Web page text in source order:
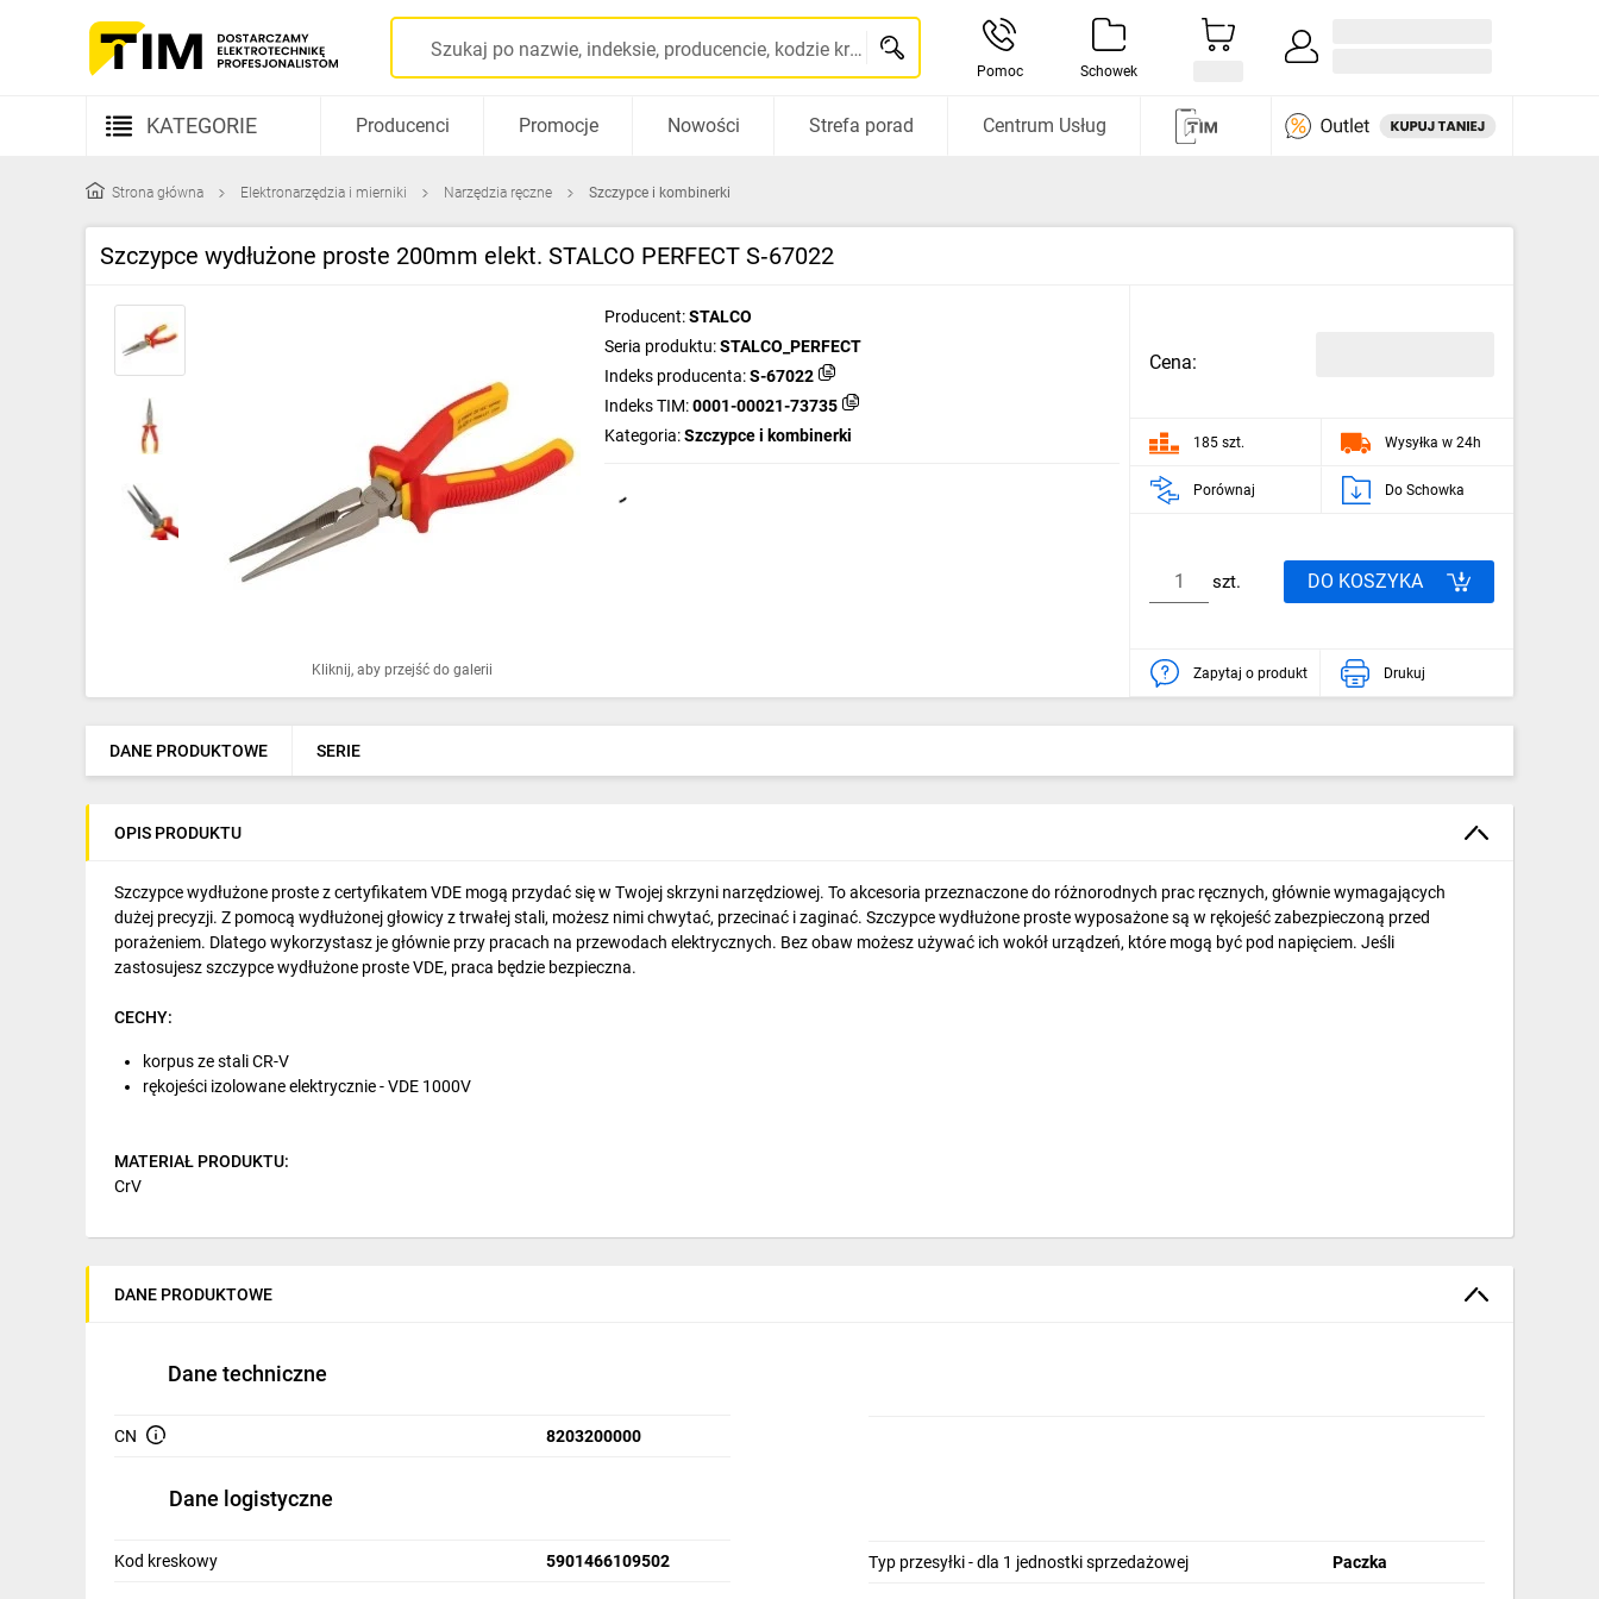
Szukaj po nazwie, indeksie, producencie, kodzie kreskowym...
Pomoc Schowek
KATEGORIE
Kable i przewody
Rozdzielnice i obudowy
Elementy prowadzenia kabli
Gniazda i łączniki
Oprawy oświetleniowe
Ochrona odgromowa
Ogrzewanie
Elektronarzędzia i mierniki
Napędy elektryczne
Pneumatyka
IT, GSM
Inne
Elektromobilność
Wentylacja i rekuperacja
Producenci Promocje Nowości Strefa porad Centrum Usług
Strona główna Elektronarzędzia i mierniki Narzędzia ręczne Szczypce i kombinerki
Szczypce wydłużone proste 200mm elekt. STALCO PERFECT S‑67022
Kliknij, aby przejść do galerii
Producent:STALCO
Seria produktu:STALCO_PERFECT
Indeks producenta:S-67022
Indeks TIM:0001-00021-73735
Kategoria:Szczypce i kombinerki
Cena:
185 szt. Wysyłka w 24h
Porównaj Do Schowka
szt. DO KOSZYKA
Zapytaj o produkt Drukuj
DANE PRODUKTOWE SERIE
OPIS PRODUKTU
Szczypce wydłużone proste z certyfikatem VDE mogą przydać się w Twojej skrzyni narzędziowej. To akcesoria przeznaczone do różnorodnych prac ręcznych, głównie wymagających
dużej precyzji. Z pomocą wydłużonej głowicy z trwałej stali, możesz nimi chwytać, przecinać i zaginać. Szczypce wydłużone proste wyposażone są w rękojeść zabezpieczoną przed
porażeniem. Dlatego wykorzystasz je głównie przy pracach na przewodach elektrycznych. Bez obaw możesz używać ich wokół urządzeń, które mogą być pod napięciem. Jeśli
zastosujesz szczypce wydłużone proste VDE, praca będzie bezpieczna.
CECHY:
korpus ze stali CR-V
rękojeści izolowane elektrycznie - VDE 1000V
MATERIAŁ PRODUKTU:
CrV
ZASTOSOWANIE PRODUKTU:
DANE PRODUKTOWE
Dane techniczne
CN 8203200000
Dane logistyczne
Kod kreskowy 5901466109502 Typ przesyłki - dla 1 jednostki sprzedażowej Paczka